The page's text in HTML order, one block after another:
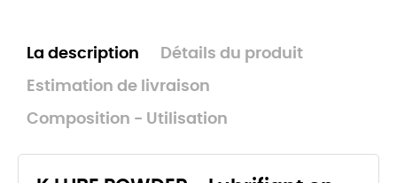
La description Détails du produit
Estimation de livraison
Composition - Utilisation